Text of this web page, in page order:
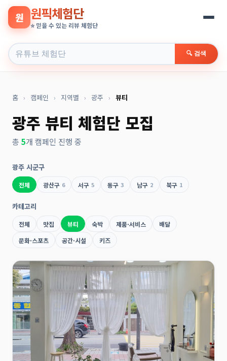
원 원픽체험단
⭐ 믿을 수 있는 리뷰 체험단
🔍 검색
홈 › 캠페인 › 지역별 › 광주 › 뷰티
광주 뷰티 체험단 모집
총 5개 캠페인 진행 중
광주 시군구
전체 광산구 6 서구 5 동구 3 남구 2 북구 1
카테고리
전체 맛집 뷰티 숙박 제품·서비스
배달
문화·스포츠
공간·시설 키즈